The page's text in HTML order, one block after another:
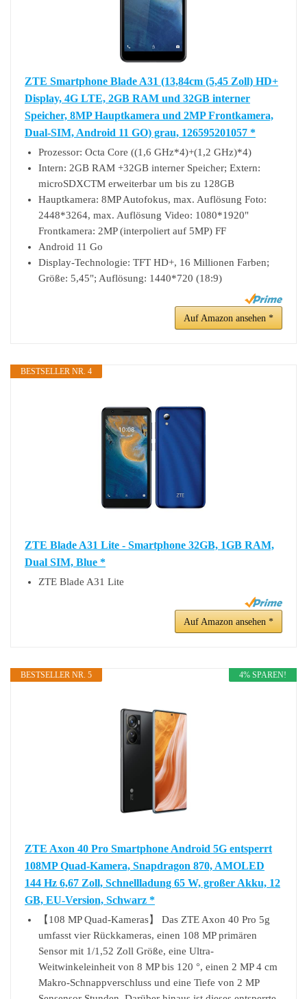
ZTE Smartphone Blade A31 (13,84cm (5,45 Zoll) HD+
Display, 4G LTE, 2GB RAM und 32GB interner
Speicher, 8MP Hauptkamera und 2MP Frontkamera,
Dual-SIM, Android 11 GO) grau, 126595201057 *
Prozessor: Octa Core ((1,6 GHz*4)+(1,2 GHz)*4)
Intern: 2GB RAM +32GB interner Speicher; Extern:
microSDXCTM erweiterbar um bis zu 128GB
Hauptkamera: 8MP Autofokus, max. Auflösung Foto:
2448*3264, max. Auflösung Video: 1080*1920"
Frontkamera: 2MP (interpoliert auf 5MP) FF
Android 11 Go
Display-Technologie: TFT HD+, 16 Millionen Farben;
Größe: 5,45"; Auflösung: 1440*720 (18:9)
Auf Amazon ansehen *
BESTSELLER NR. 4
ZTE Blade A31 Lite - Smartphone 32GB, 1GB RAM,
Dual SIM, Blue *
ZTE Blade A31 Lite
Auf Amazon ansehen *
4% SPAREN!
BESTSELLER NR. 5
ZTE Axon 40 Pro Smartphone Android 5G entsperrt
108MP Quad-Kamera, Snapdragon 870, AMOLED
144 Hz 6,67 Zoll, Schnellladung 65 W, großer Akku, 12
GB, EU-Version, Schwarz *
【108 MP Quad-Kameras】 Das ZTE Axon 40 Pro 5g
umfasst vier Rückkameras, einen 108 MP primären
Sensor mit 1/1,52 Zoll Größe, eine Ultra-
Weitwinkeleinheit von 8 MP bis 120 °, einen 2 MP 4 cm
Makro-Schnappverschluss und eine Tiefe von 2 MP